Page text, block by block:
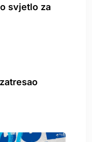
svjetlo za